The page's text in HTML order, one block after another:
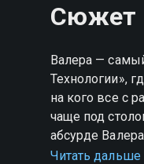
Сюжет
Валера —
Технологии»,
на кого все с
чаще под
абсурде
хорошем
Читать дальше